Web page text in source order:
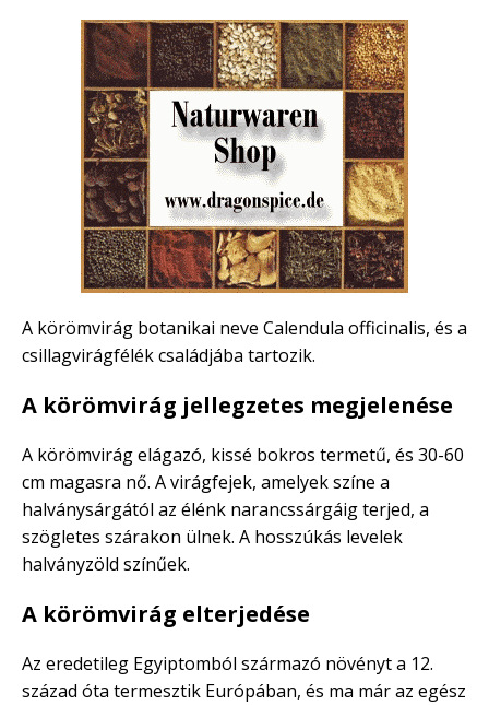
A körömvirág botanikai neve Calendula officinalis, és a
csillagvirágfélék családjába tartozik.
A körömvirág jellegzetes megjelenése
A körömvirág elágazó, kissé bokros termetű, és 30-60
cm magasra nő. A virágfejek, amelyek színe a
halványsárgától az élénk narancssárgáig terjed, a
szögletes szárakon ülnek. A hosszúkás levelek
halványzöld színűek.
A körömvirág elterjedése
Az eredetileg Egyiptomból származó növényt a 12.
század óta termesztik Európában, és ma már az egész